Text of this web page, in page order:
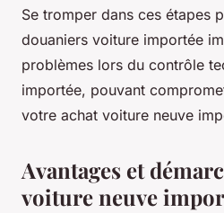
Se tromper dans ces étapes
douaniers voiture importée
problèmes lors du contrôle
importée, pouvant
votre achat voiture neuve
Avantages et
voiture neuve